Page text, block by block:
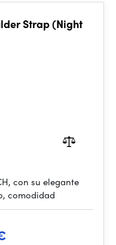
Strap (Night
con su elegante
comodidad